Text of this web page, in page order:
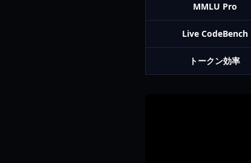
MMLU Pro
Live CodeBench
トークン効率